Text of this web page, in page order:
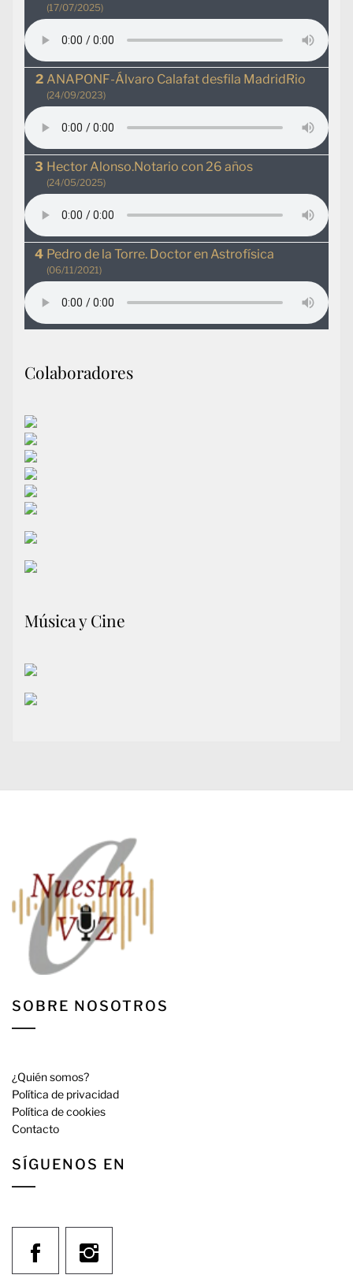
(17/07/2025)
ANAPONF-Álvaro Calafat desfila MadridRio
(24/09/2023)
Hector Alonso.Notario con 26 años
(24/05/2025)
Pedro de la Torre. Doctor en Astrofísica
(06/11/2021)
Colaboradores
Música y Cine
SOBRE NOSOTROS
¿Quién somos?
Política de privacidad
Política de cookies
Contacto
SÍGUENOS EN